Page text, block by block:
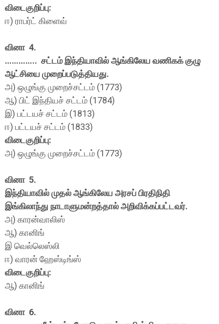
விடைகுறிப்பு:
ஈ) ராபர்ட் கிளைவ்
வினா 4.
………….. சட்டம் இந்தியாவில் ஆங்கிலேய வணிகக் குழு
ஆட்சியை முறைப்படுத்தியது.
அ) ஒழுங்கு முறைச்சட்டம் (1773)
ஆ) பிட் இந்தியச் சட்டம் (1784)
இ) பட்டயச் சட்டம் (1813)
ஈ) பட்டயச் சட்டம் (1833)
விடைகுறிப்பு:
அ) ஒழுங்கு முறைச்சட்டம் (1773)
வினா 5.
இந்தியாவில் முதல் ஆங்கிலேய அரசப் பிரதிநிதி
இங்கிலாந்து நாடாளுமன்றத்தால் அறிவிக்கப்பட்டவர்.
அ) காரன்வாலிஸ்
ஆ) கானிங்
இ வெல்லெஸ்லி
ஈ) வாரன் ஹேஸ்டிங்ஸ்
விடைகுறிப்பு:
ஆ) கானிங்
வினா 6.